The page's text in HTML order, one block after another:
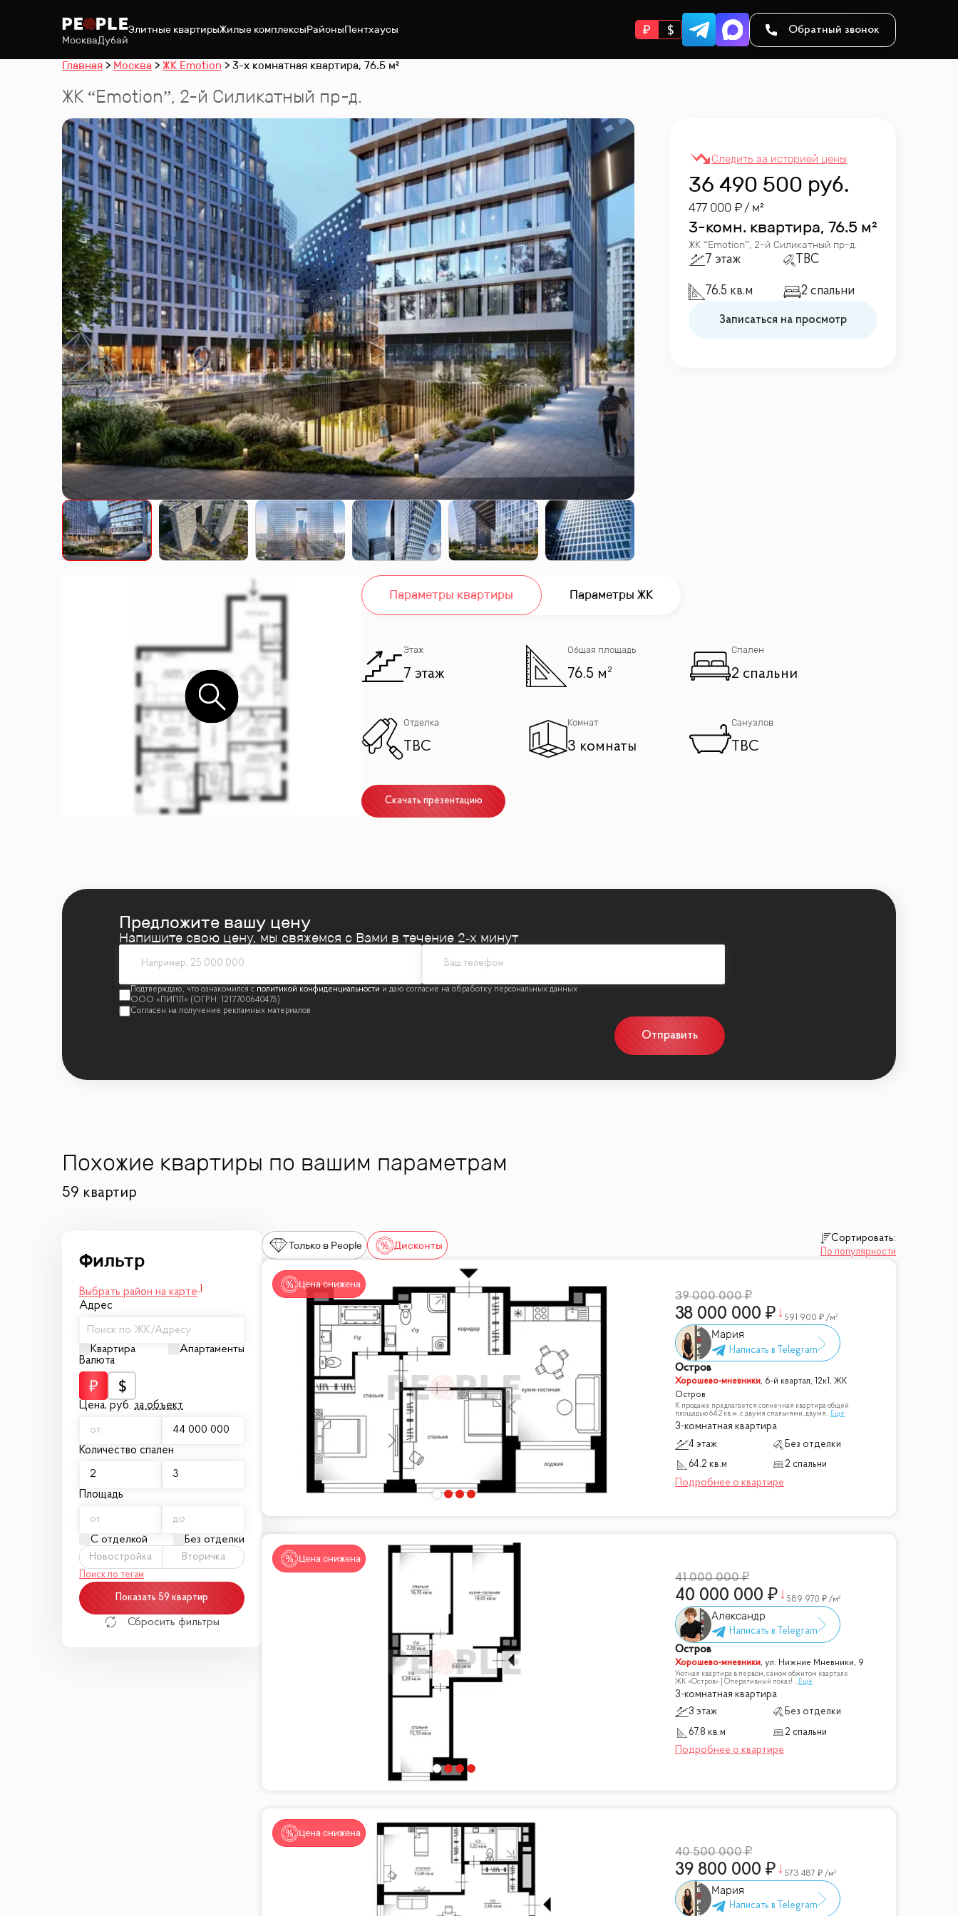
МоскваДубай
Элитные квартирыЖилые комплексыРайоныПентхаусы Обратный звонок
Главная Москва ЖК Emotion 3-х комнатная квартира, 76.5 м²
ЖК “Emotion”, 2-й Силикатный пр-д.
36 490 500 руб.
477 000 / м²
3-комн. квартира, 76.5 м²
ЖК “Emotion”, 2-й Силикатный пр-д.
7 этаж TBC
76.5 кв.м 2 спальни
Записаться на просмотр
Параметры квартиры Параметры ЖК
Этаж
7 этаж
Общая площадь
76.5 м²
Спален
2 спальни
Отделка
TBC
Комнат
3 комнаты
Санузлов
TBC
Скачать презентацию
Предложите вашу цену
Напишите свою цену, мы свяжемся с Вами в течение 2‑х минут
политикой конфиденциальности
Отправить
Похожие квартиры по вашим параметрам
59 квартир
Выбрать район на карте 1
Адрес
Поиск по ЖК/Адресу
Квартира
Апартаменты
Валюта
Цена, руб. за объект
Количество спален
Площадь
С отделкой Без отделки
Новостройка Вторичка
Поиск по тегам
Показать 59 квартир
Сбросить фильтры
Только в People Дисконты
Сортировать:
По популярности
Цена снижена
39 000 000
38 000 000 591 900 /м²
Мария
Остров
Хорошево-мневники, 6-й квартал, 12к1, ЖК
Остров
К продаже предлагается солнечная квартира общей
площадью 64.2 кв.м. с двумя спальнями, двумя...Ещё
3-комнатная квартира
4 этаж
Без отделки
64.2 кв.м
2 спальни
Цена снижена
41 000 000
40 000 000 589 970 /м²
Александр
Остров
Хорошево-мневники, ул. Нижние Мневники, 9
Уютная квартира в первом, самом обжитом квартале
ЖК «Остров» | Оперативный показ! ...Ещё
3-комнатная квартира
3 этаж
Без отделки
67.8 кв.м
2 спальни
Цена снижена
40 500 000
39 800 000 573 487 /м²
Мария